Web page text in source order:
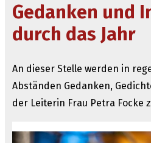
Gedanken und
durch das Jahr
An dieser Stelle werden in
Abständen Gedanken,
der Leiterin Frau Petra Focke